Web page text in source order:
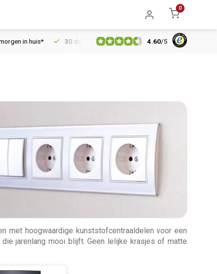
0
huis* 30 dagen retourrecht Vertrouwd online sinds 2006
4.60/5
met hoogwaardige kunststofcentraaldelen voor een
jarenlang mooi blijft. Geen lelijke krasjes of matte